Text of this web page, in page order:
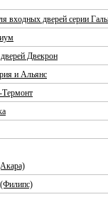
входных дверей серии
Двекрон
и Альянс